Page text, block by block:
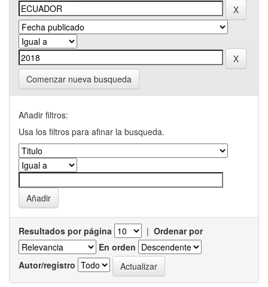
Comenzar nueva busqueda
Añadir filtros:
Usa los filtros para afinar la busqueda.
Resultados por página | Ordenar por
En orden
Autor/registro